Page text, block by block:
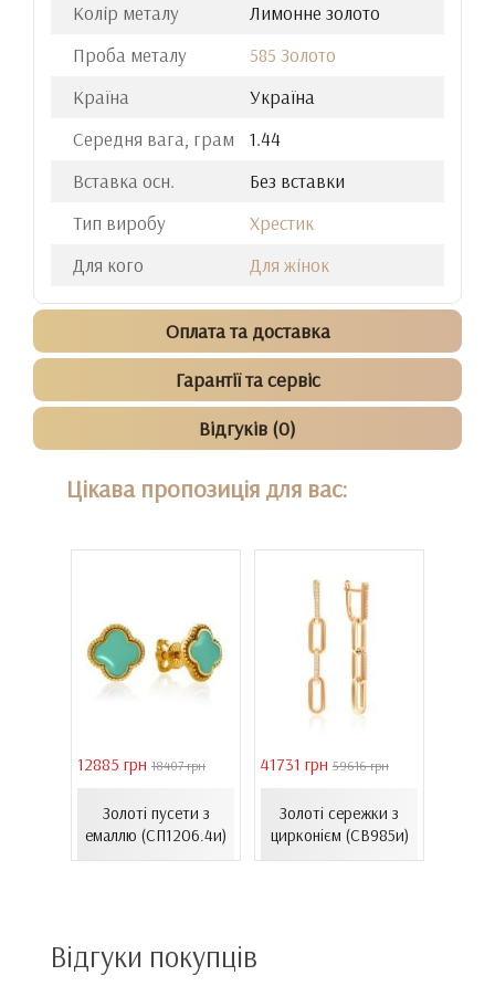
Колір металу
Лимонне золото
Проба металу
585 Золото
Країна
Україна
Середня вага, грам
1.44
Вставка осн.
Без вставки
Тип виробу
Хрестик
Для кого
Для жінок
Оплата та доставка
Гарантії та сервіс
Відгуків (0)
Цікава пропозиція для вас:
12885 грн 18407 грн
Золоті пусети з
емаллю (СП1206.4и)
41731 грн 59616 грн
Золоті сережки з
цирконієм (СВ985и)
Відгуки покупців